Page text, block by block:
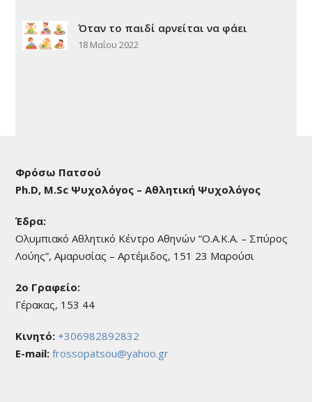
Όταν το παιδί αρνείται να φάει
18 Μαΐου 2022
Φρόσω Πατσού
Ph.D, M.Sc Ψυχολόγος – Αθλητική Ψυχολόγος
Έδρα:
Ολυμπιακό Αθλητικό Κέντρο Αθηνών “Ο.Α.Κ.Α. – Σπύρος
Λούης”, Αμαρυσίας – Αρτέμιδος, 151 23 Μαρούσι
2o Γραφείο:
Γέρακας, 153 44
Κινητό: +306982892832
E-mail:frossopatsou@yahoo.gr